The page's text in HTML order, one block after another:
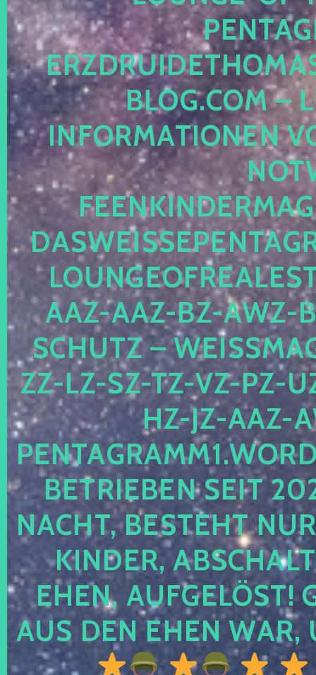
LOG.COM –
NFORMATIONEN
AZ-AAZ-BZ-AWZ-
CHUTZ –
-LZ-SZ-TZ-VZ-PZ-UZ-
-JZ-AAZ-
TRIEBEN SEIT 2024
CHT, BESTEHT NUR
NDER,
EN, AUFGELÖST!
S DEN EHEN WAR,